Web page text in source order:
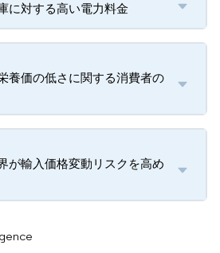
に対する高い電力料金
養価の低さに関する消費者の
が輸入価格変動リスクを高め